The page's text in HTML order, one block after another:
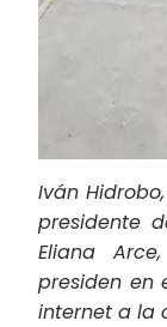
Iván
presidente
Eliana
presiden en
internet a la